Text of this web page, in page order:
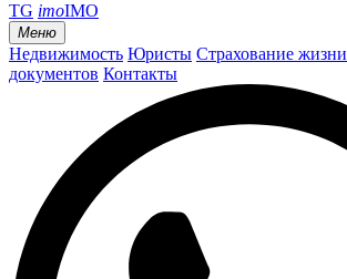
TG imoIMO
Меню
Недвижимость Юристы Страхование жизни
документов Контакты